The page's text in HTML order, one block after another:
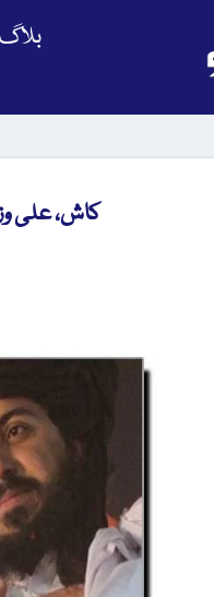
بلاگ
کاش، علی